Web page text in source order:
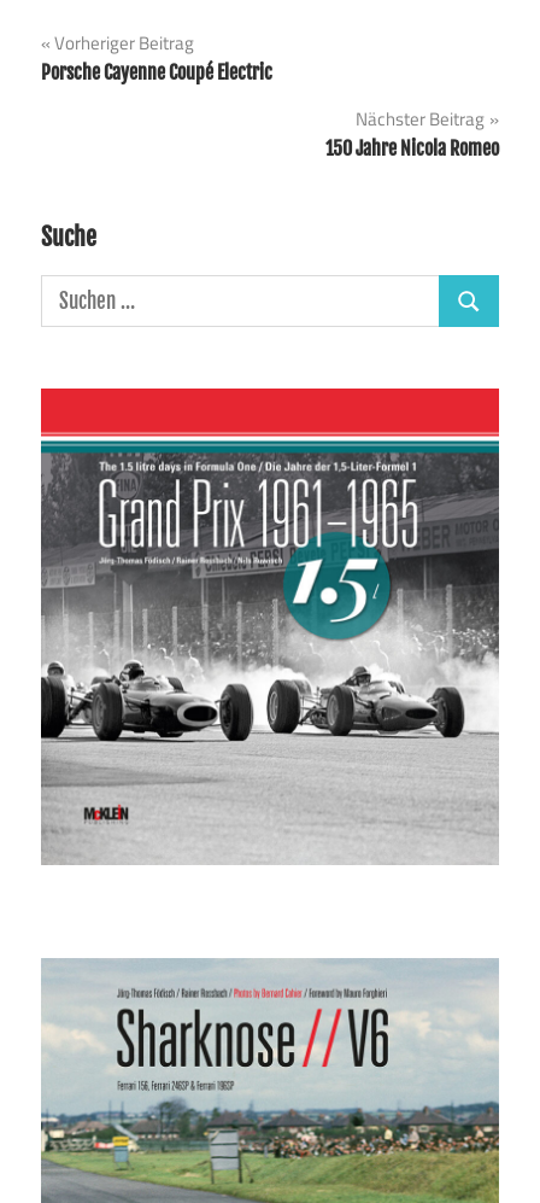
Beitragsnavigation
Vorheriger Beitrag
Porsche Cayenne Coupé Electric
Nächster Beitrag
150 Jahre Nicola Romeo
Suche
Suchen
nach:
Suchen